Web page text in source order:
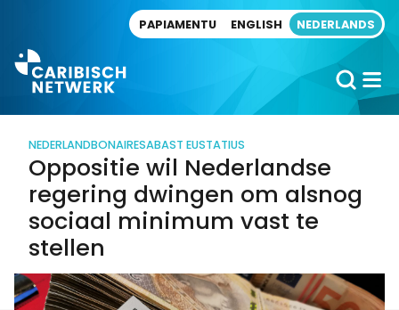
PAPIAMENTU ENGLISH NEDERLANDS
NEDERLANDBONAIRESABAST EUSTATIUS
Oppositie wil Nederlandse
regering dwingen om alsnog
sociaal minimum vast te
stellen